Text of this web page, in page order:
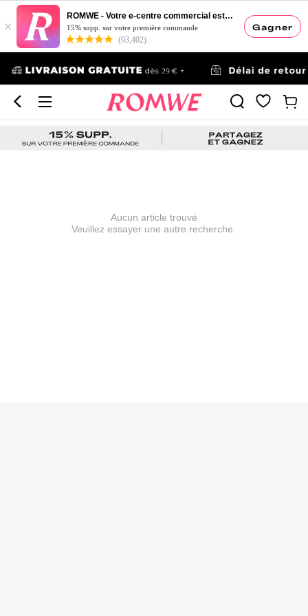
Gagner
×
ROMWE - Votre e-centre commercial esthétique
15% supp. sur votre première commande
(93,402)
Aucun article trouvé
Veuillez essayer une autre recherche.